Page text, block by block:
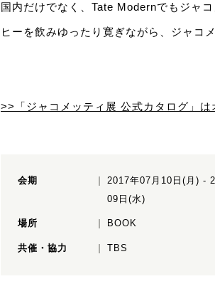
国内だけでなく、Tate Modernでもジャ
ヒーを飲みゆったり寛ぎながら、ジャコ
>>「ジャコメッティ展 公式カタログ」
会期
2017年07月10日(月) -
09日(水)
場所 BOOK
共催・協力 TBS